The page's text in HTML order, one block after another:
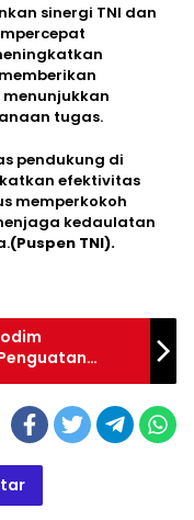
sinergi TNI dan
tugas.
pendukung di
efektivitas
memperkokoh
kedaulatan
(Puspen TNI).